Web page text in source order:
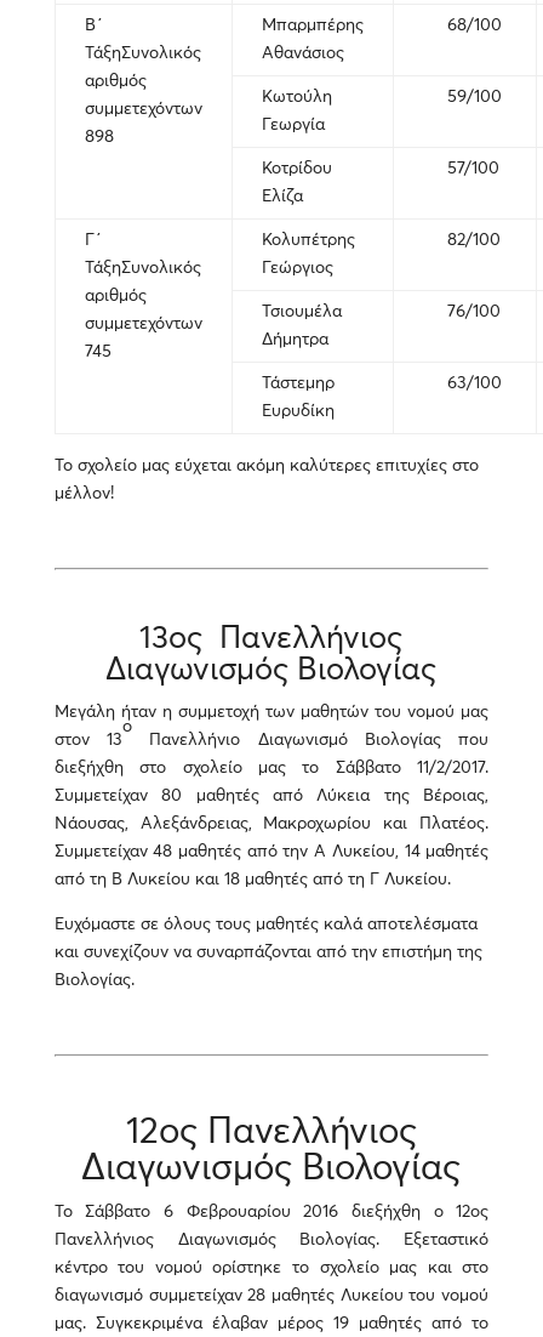
Β΄
ΤάξηΣυνολικός
αριθμός
συμμετεχόντων
898
Μπαρμπέρης
Αθανάσιος
68/100
Κωτούλη
Γεωργία
59/100
Κοτρίδου
Ελίζα
57/100
Γ΄
ΤάξηΣυνολικός
αριθμός
συμμετεχόντων
745
Κολυπέτρης
Γεώργιος
82/100
Τσιουμέλα
Δήμητρα
76/100
Τάστεμηρ
Ευρυδίκη
63/100
Το σχολείο μας εύχεται ακόμη καλύτερες επιτυχίες στο
μέλλον!
13ος Πανελλήνιος
Διαγωνισμός Βιολογίας
Μεγάλη ήταν η συμμετοχή των μαθητών του νομού μας
στον 13
ο
Πανελλήνιο Διαγωνισμό Βιολογίας που
διεξήχθη στο σχολείο μας το Σάββατο 11/2/2017.
Συμμετείχαν 80 μαθητές από Λύκεια της Βέροιας,
Νάουσας, Αλεξάνδρειας, Μακροχωρίου και Πλατέος.
Συμμετείχαν 48 μαθητές από την Α Λυκείου, 14 μαθητές
από τη Β Λυκείου και 18 μαθητές από τη Γ Λυκείου.
Ευχόμαστε σε όλους τους μαθητές καλά αποτελέσματα
και συνεχίζουν να συναρπάζονται από την επιστήμη της
Βιολογίας.
12ος Πανελλήνιος
Διαγωνισμός Βιολογίας
Το Σάββατο 6 Φεβρουαρίου 2016 διεξήχθη ο 12ος
Πανελλήνιος Διαγωνισμός Βιολογίας. Εξεταστικό
κέντρο του νομού ορίστηκε το σχολείο μας και στο
διαγωνισμό συμμετείχαν 28 μαθητές Λυκείου του νομού
μας. Συγκεκριμένα έλαβαν μέρος 19 μαθητές από το